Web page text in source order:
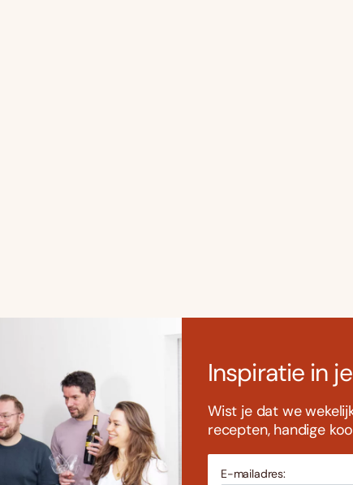
Inspiratie in
Wist je dat we
recepten, handige
E-mailadres: